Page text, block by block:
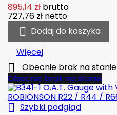
895,14 zł brutto
727,76 zł netto
 Dodaj do koszyka
Więcej

Obecnie brak na stanie
Obecnie brak na stanie
 Szybki podgląd